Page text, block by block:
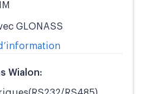
GLONASS
Wialon: